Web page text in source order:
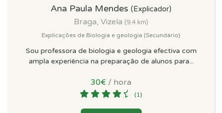
Ana Paula Mendes (Explicador)
Braga, Vizela (9.4 km)
Explicações de Biologia e geologia (Secundário)
Sou professora de biologia e geologia efectiva com
ampla experiência na preparação de alunos para...
30€ / hora
(1)